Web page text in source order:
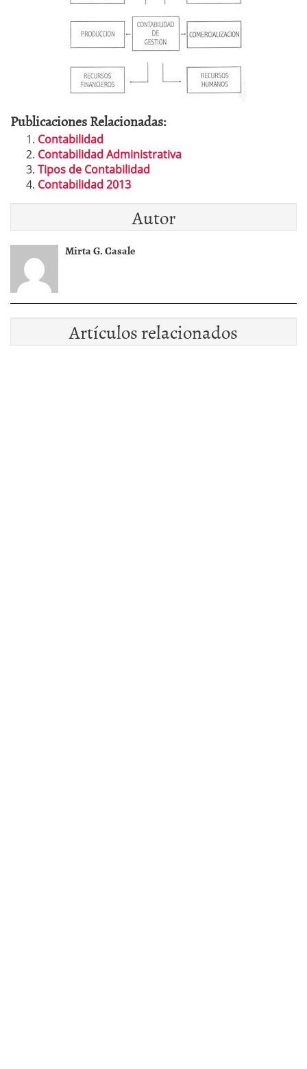
Publicaciones Relacionadas:
Contabilidad
Contabilidad Administrativa
Tipos de Contabilidad
Contabilidad 2013
Autor
Mirta G. Casale
Artículos relacionados